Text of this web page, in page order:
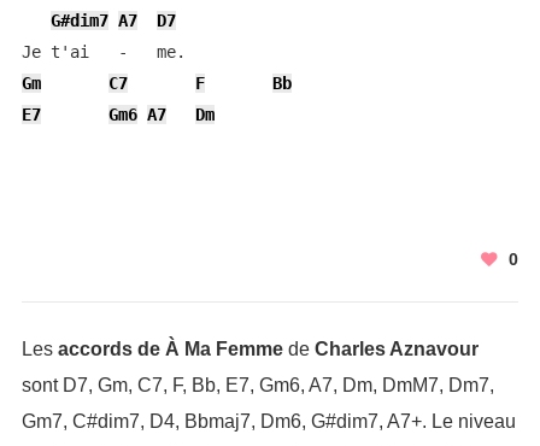
G#dim7 A7
D7
Gm
C7 F
Bb
E7
Gm6 A7 Dm
0
Les accords de À Ma Femmede Charles Aznavour
sont D7, Gm, C7, F, Bb, E7, Gm6, A7, Dm, DmM7, Dm7,
Gm7, C#dim7, D4, Bbmaj7, Dm6, G#dim7, A7+. Le niveau